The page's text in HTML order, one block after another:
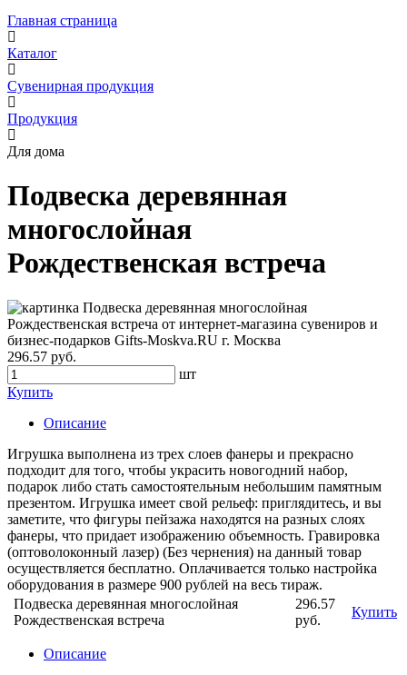
Главная страница
Каталог
Сувенирная продукция
Продукция
Для дома
Подвеска деревянная
многослойная
Рождественская встреча
296.57 руб.
шт
Купить
Описание
Игрушка выполнена из трех слоев фанеры и прекрасно
подходит для того, чтобы украсить новогодний набор,
подарок либо стать самостоятельным небольшим памятным
презентом. Игрушка имеет свой рельеф: приглядитесь, и вы
заметите, что фигуры пейзажа находятся на разных слоях
фанеры, что придает изображению объемность. Гравировка
(оптоволоконный лазер) (Без чернения) на данный товар
осуществляется бесплатно. Оплачивается только настройка
оборудования в размере 900 рублей на весь тираж.
Подвеска деревянная многослойная
Рождественская встреча
296.57
руб.
Купить
Описание